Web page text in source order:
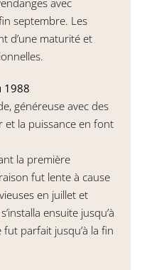
septembre. Les
d’une maturité et
1988
généreuse avec des
et la puissance en font
la première
fut lente à cause
en juillet et
ensuite jusqu’à
parfait jusqu’à la fin